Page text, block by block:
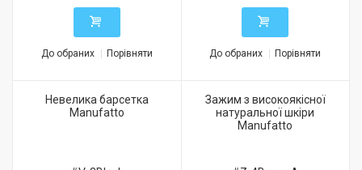
До обраних Порівняти До обраних Порівняти
Невелика барсетка
Manufatto
Зажим з високоякісної
натуральної шкіри
Manufatto